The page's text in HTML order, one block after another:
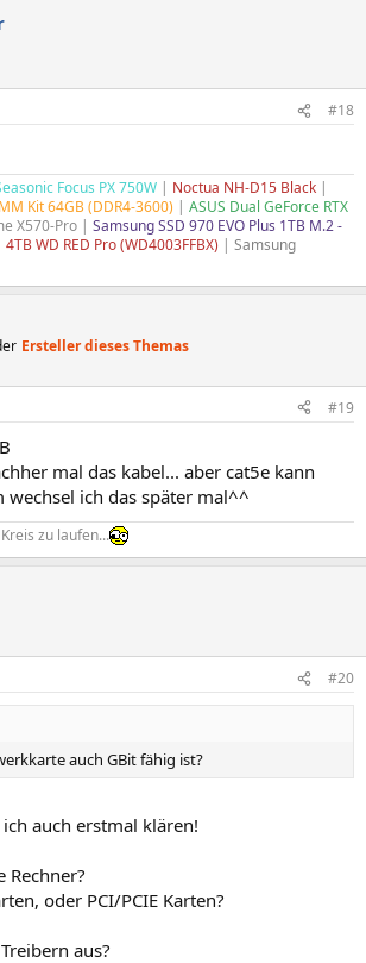
#18
Focus PX 750W | Noctua NH-D15 Black |
Kit 64GB (DDR4-3600) | ASUS Dual GeForce RTX
X570-Pro | Samsung SSD 970 EVO Plus 1TB M.2 -
4TB WD RED Pro (WD4003FFBX) | Samsung
Ersteller dieses Themas
#19
mal das kabel... aber cat5e kann
wechsel ich das später mal^^
zu laufen...
#20
auch GBit fähig ist?
auch erstmal klären!
Rechner?
oder PCI/PCIE Karten?
aus?